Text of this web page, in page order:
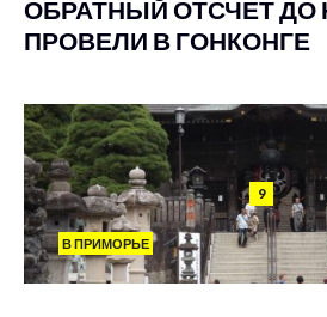
ОБРАТНЫЙ ОТСЧЕТ ДО
ПРОВЕЛИ В ГОНКОНГЕ
9
В ПРИМОРЬЕ